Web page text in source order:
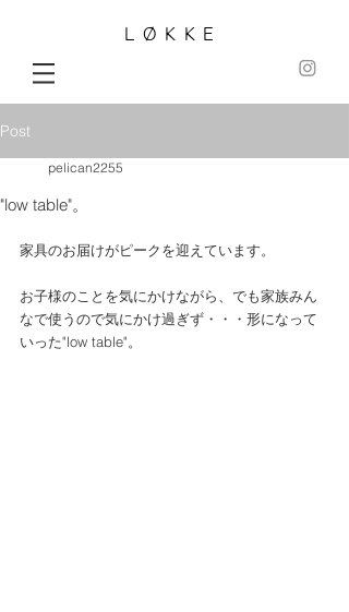
LØKKE
Post
"low table"。
pelican2255
家具のお届けがピークを迎えています。
お子様のことを気にかけながら、でも家族みん
なで使うので気にかけ過ぎず・・・形になって
いった"low table"。